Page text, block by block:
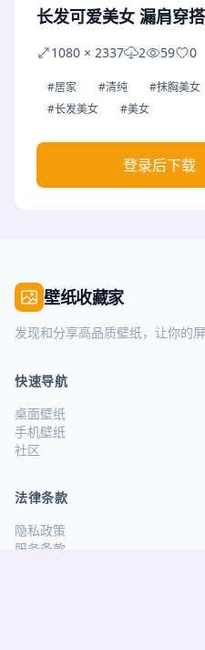
长发可爱美女 漏肩穿搭
1080 × 2337 2 59 0
#居家 #清纯 #抹胸美女
#长发美女
#美女
登录后下载
壁纸收藏家
发现和分享高品质壁纸，让你的屏
快速导航
桌面壁纸
手机壁纸
社区
法律条款
隐私政策
服务条款